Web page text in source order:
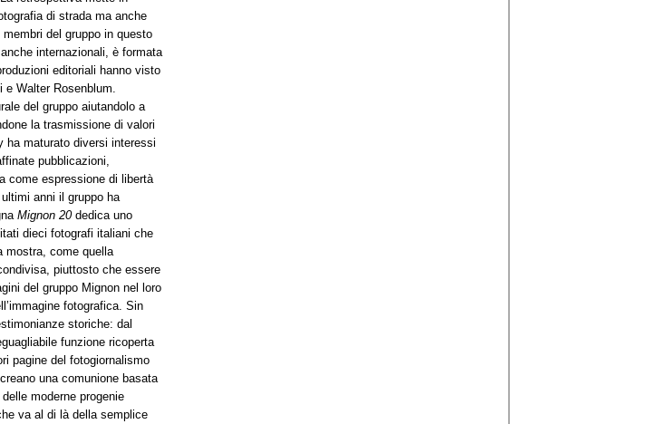
di strada ma anche
del gruppo in questo
internazionali, è formata
editoriali hanno visto
Walter Rosenblum.
del gruppo aiutandolo a
la trasmissione di valori
ha maturato diversi interessi
pubblicazioni,
come espressione di libertà
anni il gruppo ha
Mignon 20dedica uno
dieci fotografi italiani che
mostra, come quella
piuttosto che essere
del gruppo Mignon nel loro
fotografica. Sin
storiche: dal
funzione ricoperta
pagine del fotogiornalismo
una comunione basata
moderne progenie
va al di là della semplice